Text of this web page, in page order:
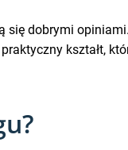
się dobrymi
kształt,